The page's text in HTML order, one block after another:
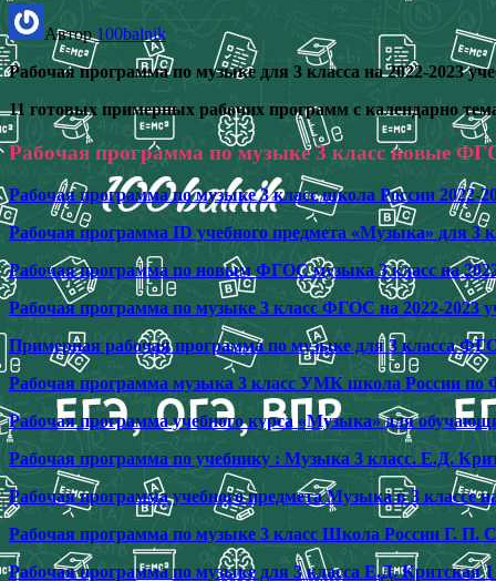
Автор100balnik
Рабочая программа по музыке для 3 класса на 2022-2023
11 готовых примерных рабочих программ с календарно
Рабочая программа по музыке 3 класс новые
Рабочая программа по музыке 3 класс школа России 2022-
Рабочая программа ID учебного предмета «Музыка» для 3
Рабочая программа по новым ФГОС музыка 3 класс на
Рабочая программа по музыке 3 класс ФГОС на 2022-2023
Примерная рабочая программа по музыке для 3 класса
Рабочая программа музыка 3 класс УМК школа России по
Рабочая программа учебного курса «Музыка» для
Рабочая программа по учебнику : Музыка 3 класс. Е.Д.
Рабочая программа учебного предмета Музыка в 3 классе
Рабочая программа по музыке 3 класс Школа России Г. П.
Рабочая программа по музыке для 3 класса Е.Д. Критская 1